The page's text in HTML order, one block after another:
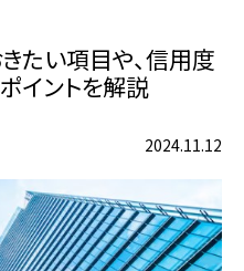
たい項目や、信用度
イントを解説
2024.11.12